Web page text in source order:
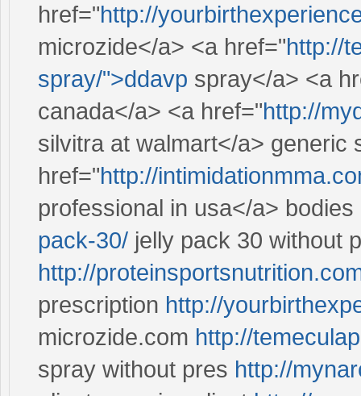
href="http://
microzide</a> <a href="http://
spray/">ddavp spray</a> <a
canada</a> <a href="http://
silvitra at walmart</a> generic
href="http://
professional in usa</a>
pack-30/ jelly pack 30 without
http://
prescription http://
microzide.com http://
spray without pres http://